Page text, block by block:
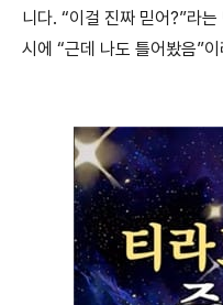
니다. “이걸 진짜 믿어?”라
시에 “근데 나도 틀어봤음”